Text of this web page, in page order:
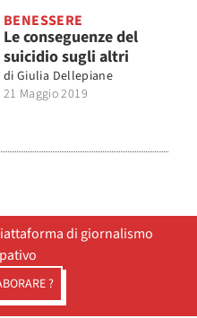
BENESSERE
Le conseguenze del
suicidio sugli altri
di Giulia Dellepiane
21 Maggio 2019
di giornalismo
?